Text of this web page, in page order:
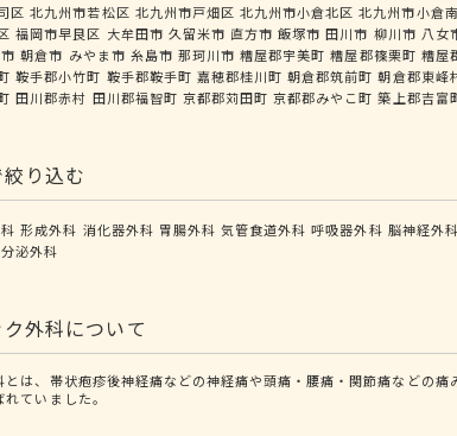
区 北九州市若松区 北九州市戸畑区 北九州市小倉北区 北九州市小倉
福岡市早良区 大牟田市 久留米市 直方市 飯塚市 田川市 柳川市 八女
朝倉市 みやま市 糸島市 那珂川市 糟屋郡宇美町 糟屋郡篠栗町 糟屋
鞍手郡小竹町 鞍手郡鞍手町 嘉穂郡桂川町 朝倉郡筑前町 朝倉郡東峰
田川郡赤村 田川郡福智町 京都郡苅田町 京都郡みやこ町 築上郡吉富
り込む
形成外科 消化器外科 胃腸外科 気管食道外科 呼吸器外科 脳神経外科
泌外科
外科について
は、帯状疱疹後神経痛などの神経痛や頭痛・腰痛・関節痛などの
ていました。